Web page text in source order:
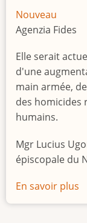
Nouveau
Agenzia Fides
Elle serait
d'une
main armée,
des homicides
humains.
Mgr Lucius
épiscopale du
En savoir plus